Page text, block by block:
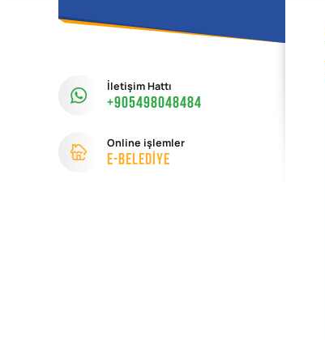
İletişim Hattı
+905498048484
Online işlemler
e-Beledİye